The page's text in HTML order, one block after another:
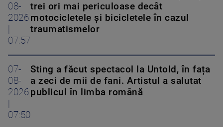
08-
2026
07:57
trei ori mai periculoase decât
motocicletele și bicicletele în cazul
traumatismelor
07-
08-
2026
07:50
Sting a făcut spectacol la Untold, în fața
a zeci de mii de fani. Artistul a salutat
publicul în limba română